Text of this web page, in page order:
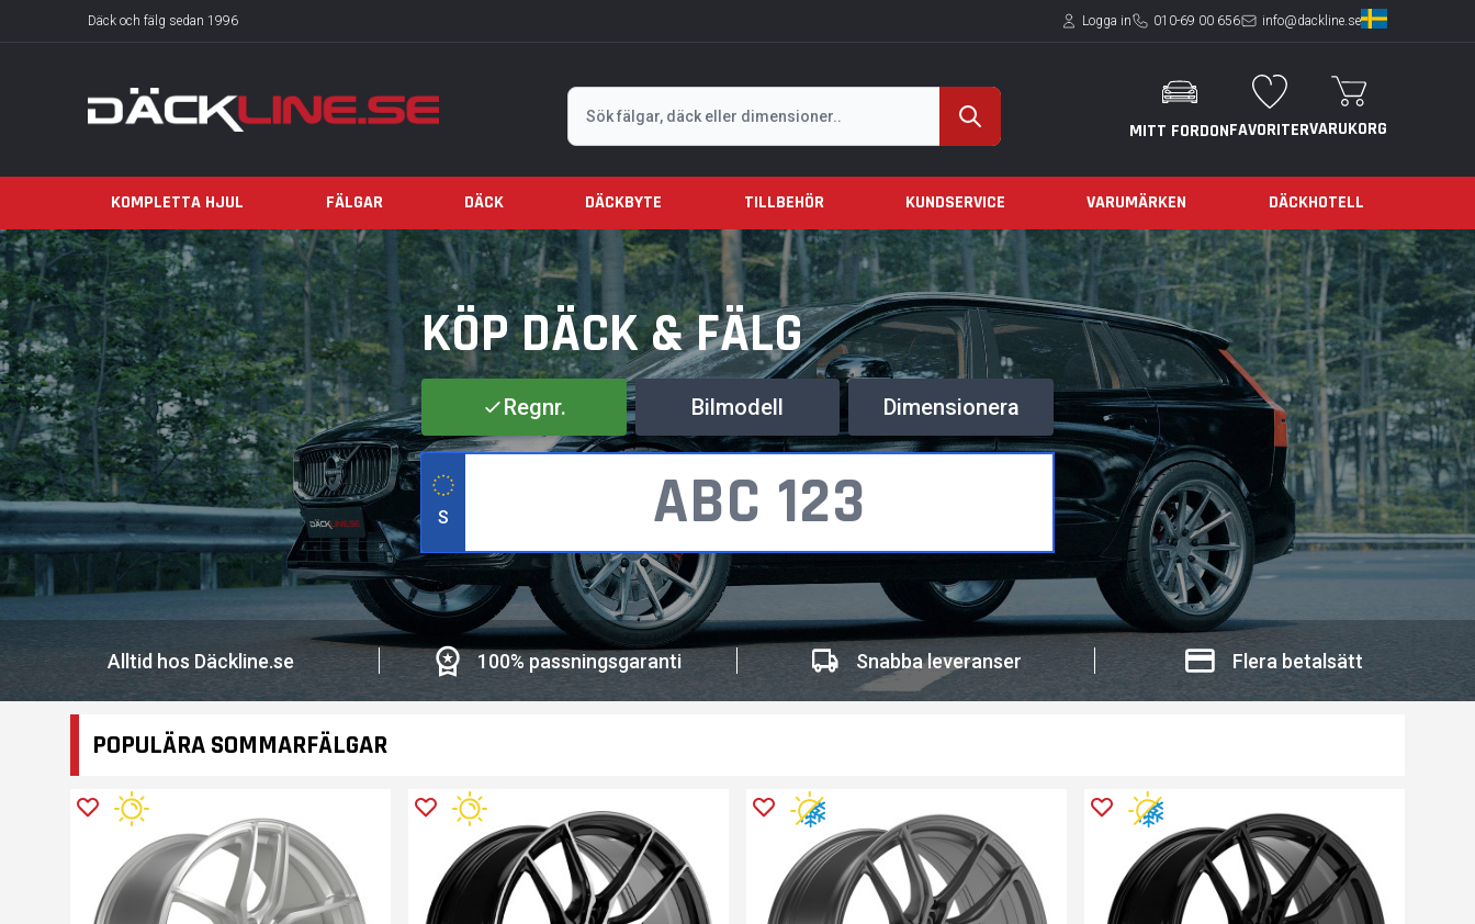
Däck och fälg sedan 1996 Logga in 010-69 00 656 info@dackline.se
Sök
MITT FORDONFAVORITERVARUKORG
KOMPLETTA HJUL FÄLGAR DÄCK DÄCKBYTE TILLBEHÖR KUNDSERVICE VARUMÄRKEN DÄCKHOTELL
KÖP DÄCK & FÄLG
Regnr. Bilmodell Dimensionera
S
Alltid hos Däckline.se 100% passningsgaranti Snabba leveranser Flera betalsätt
POPULÄRA SOMMARFÄLGAR